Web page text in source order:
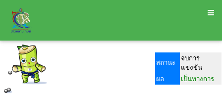
สถานะ
จบการ
แข่งขัน
ผล
เป็นทางการ